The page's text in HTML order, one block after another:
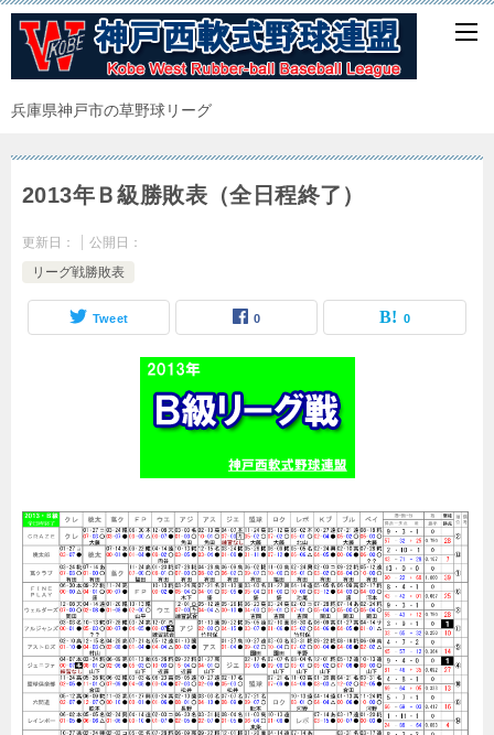
兵庫県神戸市の草野球リーグ
2013年Ｂ級勝敗表（全日程終了）
更新日：
公開日：
リーグ戦勝敗表
Tweet 0 0